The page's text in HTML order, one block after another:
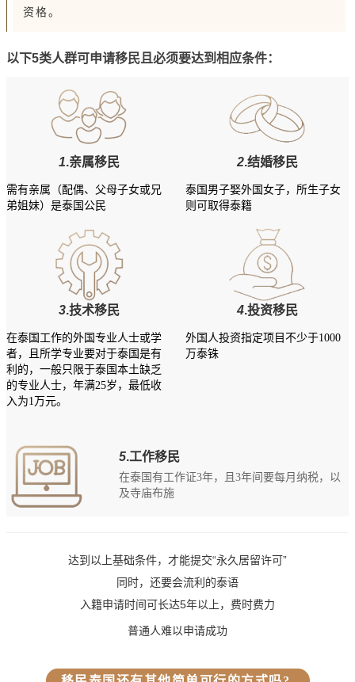
资格。
以下5类人群可申请移民且必须要达到相应条件：
1.亲属移民 2.结婚移民
需有亲属（配偶、父母子女或兄
弟姐妹）是泰国公民
泰国男子娶外国女子，所生子女
则可取得泰籍
3.技术移民 4.投资移民
在泰国工作的外国专业人士或学
者，且所学专业要对于泰国是有
利的，一般只限于泰国本土缺乏
的专业人士，年满25岁，最低收
入为1万元。
外国人投资指定项目不少于1000
万泰铢
5.工作移民
在泰国有工作证3年，且3年间要每月纳税，以
及寺庙布施
达到以上基础条件，才能提交“永久居留许可”
同时，还要会流利的泰语
入籍申请时间可长达5年以上，费时费力
普通人难以申请成功